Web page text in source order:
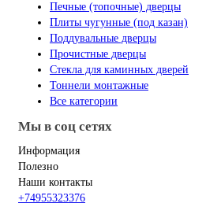
Печные (топочные) дверцы
Плиты чугунные (под казан)
Поддувальные дверцы
Прочистные дверцы
Стекла для каминных дверей
Тоннели монтажные
Все категории
Мы в соц сетях
Информация
Полезно
Наши контакты
+74955323376